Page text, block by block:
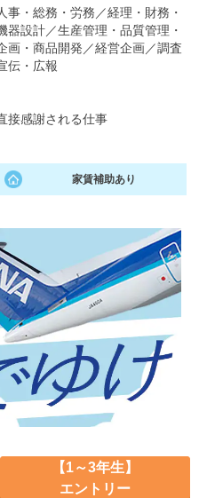
ト お知らせ
就活チャンネル
よくある質問
不明点があればこちら
事・総務・労務 ／経理・財務・
器設計／生産管理・品質管理・
画・商品開発 ／経営企画／調査
伝・広報
接感謝される仕事
家賃補助あり
【1～3年生】
エントリー